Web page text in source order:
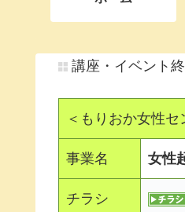
講座・イベント
＜もりおか女性
事業名 女性
チラシ